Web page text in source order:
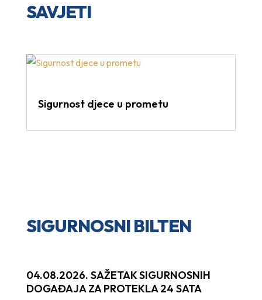
SAVJETI
Sigurnost djece u prometu
SIGURNOSNI BILTEN
04.08.2026. SAŽETAK SIGURNOSNIH
DOGAĐAJA ZA PROTEKLA 24 SATA